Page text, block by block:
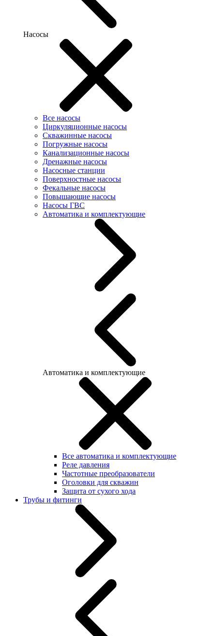
Насосы
Все насосы
Циркуляционные насосы
Скважинные насосы
Погружные насосы
Канализационные насосы
Дренажные насосы
Насосные станции
Поверхностные насосы
Фекальные насосы
Повышающие насосы
Насосы ГВС
Автоматика и комплектующие
Автоматика и комплектующие
Все автоматика и комплектующие
Реле давления
Частотные преобразователи
Оголовки для скважин
Защита от сухого хода
Трубы и фитинги